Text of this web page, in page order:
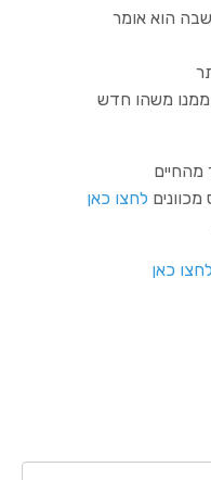
הוא אומר
ממנו משהו חדש
מהחיים
לחצו כאן
לחצו כאן